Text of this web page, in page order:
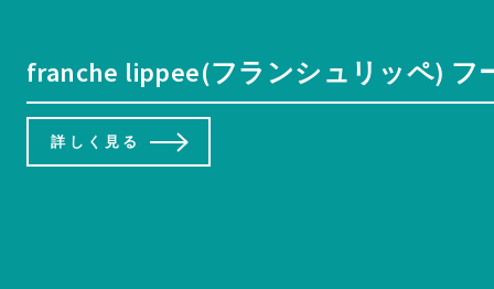
franche lippee(フランシュリッペ) フ
詳しく見る